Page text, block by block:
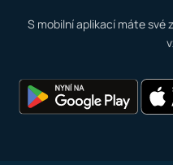
S mobilní aplikací máte své